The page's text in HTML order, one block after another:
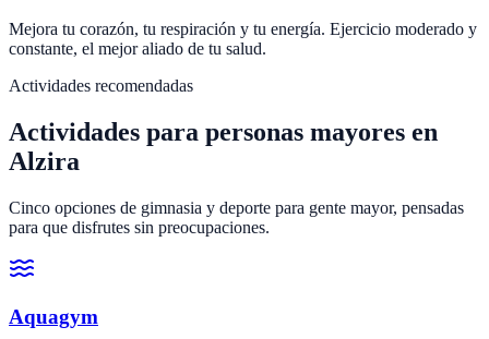
Mejora tu corazón, tu respiración y tu energía. Ejercicio moderado y
constante, el mejor aliado de tu salud.
Actividades recomendadas
Actividades para personas mayores en
Alzira
Cinco opciones de gimnasia y deporte para gente mayor, pensadas
para que disfrutes sin preocupaciones.
Aquagym